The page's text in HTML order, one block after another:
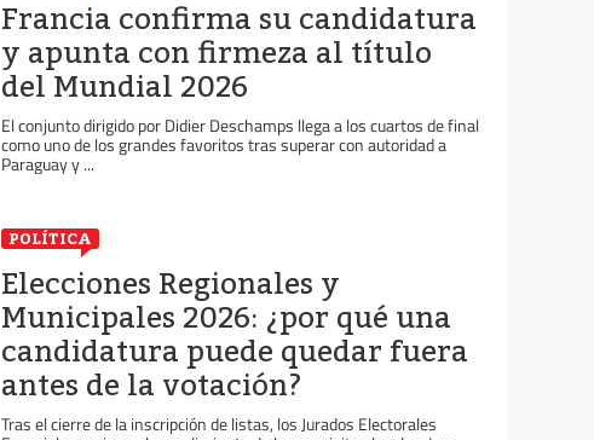
Francia confirma su candidatura
y apunta con firmeza al título
del Mundial 2026
El conjunto dirigido por Didier Deschamps llega a los cuartos de final
como uno de los grandes favoritos tras superar con autoridad a
Paraguay y ...
POLÍTICA
Elecciones Regionales y
Municipales 2026: ¿por qué una
candidatura puede quedar fuera
antes de la votación?
Tras el cierre de la inscripción de listas, los Jurados Electorales